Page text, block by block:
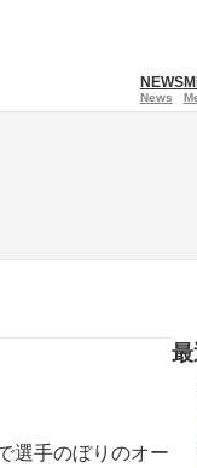
NEWS
News
選手のぼりのオー